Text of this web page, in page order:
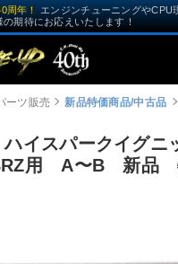
周年！
エンジンチューニングやCPU
期待にお応えいたします！
ーツ販売 新品特価商品/中古品
イスパークイグニ
用 A〜B 新品